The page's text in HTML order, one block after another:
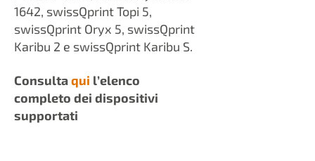
1642, swissQprint Topi 5,
swissQprint Oryx 5, swissQprint
Karibu 2 e swissQprint Karibu S.
Consultaqui l’elenco
completo dei dispositivi
supportati